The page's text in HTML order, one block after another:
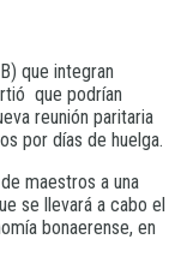
que integran
que podrían
reunión paritaria
por días de huelga.
maestros a una
se llevará a cabo el
bonaerense, en